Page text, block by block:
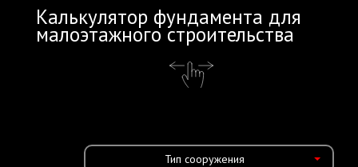
Калькулятор фундамента для
малоэтажного строительства
Тип сооружения